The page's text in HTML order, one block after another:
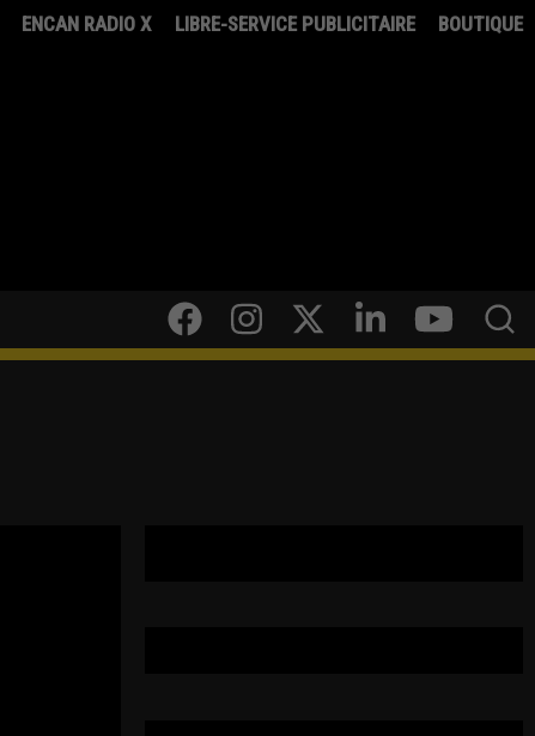
ENCAN RADIO X LIBRE-SERVICE PUBLICITAIRE BOUTIQUE